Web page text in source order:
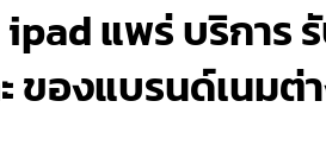
แพร่ บริการ
ของแบรนด์เนมต่